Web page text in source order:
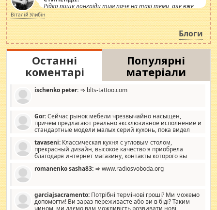
Рідко пишу лонгріди тим паче на такі теми, але вже
просто дістало! Обурюють сьогоднішні інсенуації
навколо стипендіального питання. Штучно
роздувається ще одна соціальна катастрофа.
Віталій Улибін
Блоги
Останні
коментарі
Популярні
матеріали
ischenko peter: ⇒ blts-tattoo.com
Gor:Сейчас рынок мебели чрезвычайно насыщен,
причем предлагают реально эксклюзивное исполнение и
стандартные модели малых серий кухонь, пока видел
стандартные формы, в MebelOk, креативненько и что главное -
со вкусом все в порядке, без ненужных наворотов удорожающих
мебель, а это не последний фактор.
tavaseni: Классическая кухня с угловым столом,
прекрасный дизайн, высокое качество я приобрела
благодаря интернет магазину, контакты которого вы
romanenko sasha83: ⇒ www.radiosvoboda.org
garciajsacramento: Потрібні термінові гроші? Ми можемо
допомогти! Ви зараз переживаєте або ви в біді? Таким
чином, ми даємо вам можливість розвивати нові